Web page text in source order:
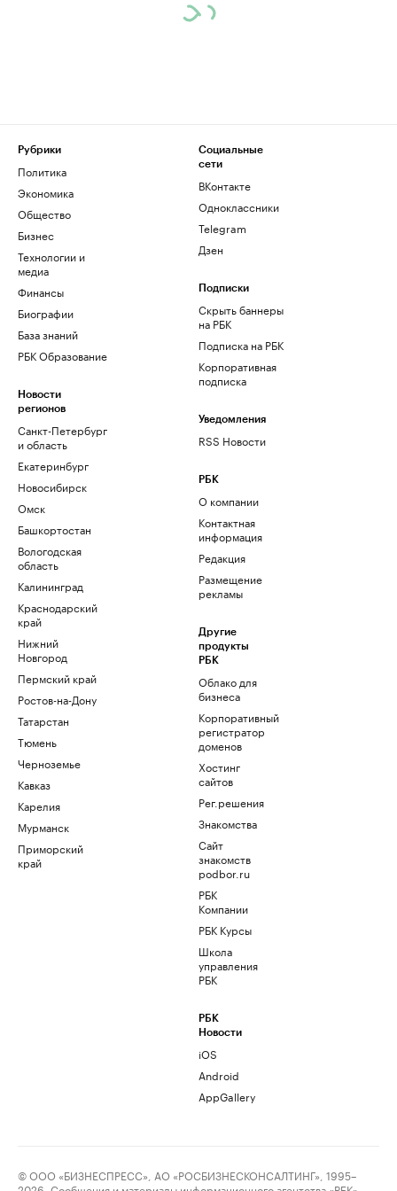
Рубрики
Политика
Экономика
Общество
Бизнес
Технологии и
медиа
Финансы
Биографии
База знаний
РБК Образование
Новости
регионов
Санкт-Петербург
и область
Екатеринбург
Новосибирск
Омск
Башкортостан
Вологодская
область
Калининград
Краснодарский
край
Нижний
Новгород
Пермский край
Ростов-на-Дону
Татарстан
Тюмень
Черноземье
Кавказ
Карелия
Мурманск
Приморский
край
Социальные
сети
ВКонтакте
Одноклассники
Telegram
Дзен
Подписки
Скрыть баннеры
на РБК
Подписка на РБК
Корпоративная
подписка
Уведомления
RSS Новости
РБК
О компании
Контактная
информация
Редакция
Размещение
рекламы
Другие
продукты
РБК
Облако для
бизнеса
Корпоративный
регистратор
доменов
Хостинг
сайтов
Рег.решения
Знакомства
Сайт
знакомств
podbor.ru
РБК
Компании
РБК Курсы
Школа
управления
РБК
РБК
Новости
iOS
Android
AppGallery
© ООО «БИЗНЕСПРЕСС», АО «РОСБИЗНЕСКОНСАЛТИНГ», 1995–